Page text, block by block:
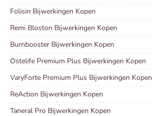
Folisin Bijwerkingen Kopen
Remi Bloston Bijwerkingen Kopen
Burnbooster Bijwerkingen Kopen
Ostelife Premium Plus Bijwerkingen Kopen
VaryForte Premium Plus Bijwerkingen Kopen
ReAction Bijwerkingen Kopen
Taneral Pro Bijwerkingen Kopen